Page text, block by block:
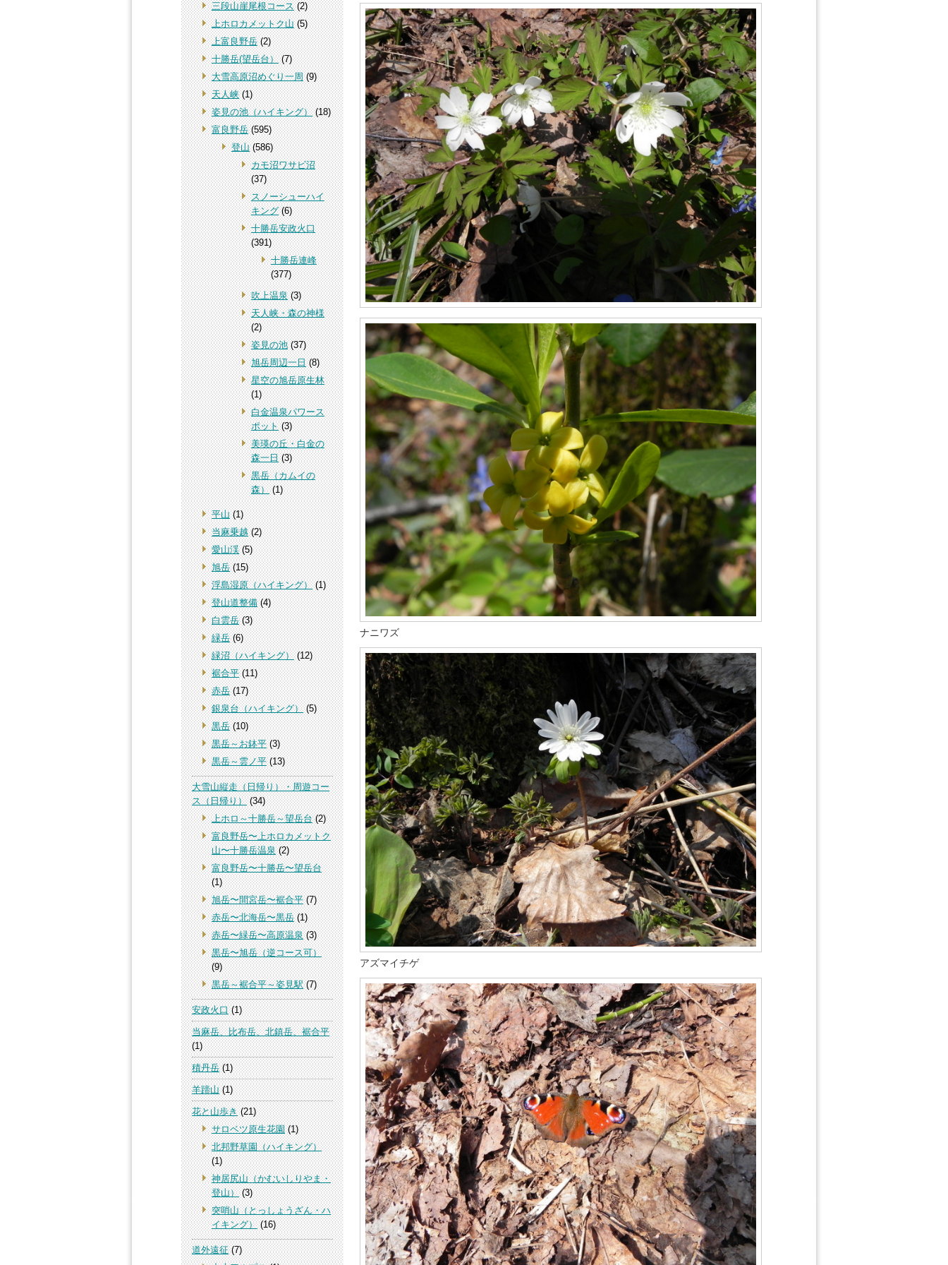
三段山崖尾根コース(2)
上ホロカメットク山(5)
上富良野岳(2)
十勝岳(望岳台）(7)
大雪高原沼めぐり一周(9)
天人峡(1)
姿見の池（ハイキング）(18)
富良野岳(595)
登山(586)
カモ沼ワサビ沼
(37)
スノーシューハイ
キング(6)
十勝岳安政火口
(391)
十勝岳連峰
(377)
吹上温泉(3)
天人峡・森の神様
(2)
姿見の池(37)
旭岳周辺一日(8)
星空の旭岳原生林
(1)
白金温泉パワース
ポット(3)
美瑛の丘・白金の
森一日(3)
黒岳（カムイの
森）(1)
平山(1)
当麻乗越(2)
愛山渓(5)
旭岳(15)
浮島湿原（ハイキング）(1)
登山道整備(4)
白雲岳(3)
緑岳(6)
緑沼（ハイキング）(12)
裾合平(11)
赤岳(17)
銀泉台（ハイキング）(5)
黒岳(10)
黒岳～お鉢平(3)
黒岳～雲ノ平(13)
大雪山縦走（日帰り）・周遊コー
ス（日帰り）(34)
上ホロ～十勝岳～望岳台(2)
富良野岳〜上ホロカメットク
山〜十勝岳温泉(2)
富良野岳〜十勝岳〜望岳台
(1)
旭岳〜間宮岳〜裾合平(7)
赤岳〜北海岳〜黒岳(1)
赤岳〜緑岳〜高原温泉(3)
黒岳〜旭岳（逆コース可）
(9)
黒岳～裾合平～姿見駅(7)
安政火口(1)
当麻岳、比布岳、北鎮岳、裾合平
(1)
積丹岳(1)
羊蹄山(1)
花と山歩き(21)
サロベツ原生花園(1)
北邦野草園（ハイキング）
(1)
神居尻山（かむいしりやま・
登山）(3)
突哨山（とっしょうざん・ハ
イキング）(16)
道外遠征(7)
ナニワズ
アズマイチゲ